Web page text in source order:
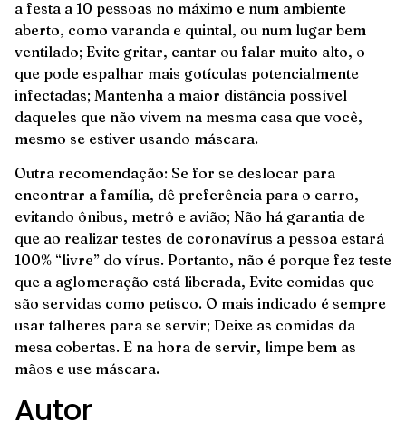
a festa a 10 pessoas no máximo e num ambiente
aberto, como varanda e quintal, ou num lugar bem
ventilado; Evite gritar, cantar ou falar muito alto, o
que pode espalhar mais gotículas potencialmente
infectadas; Mantenha a maior distância possível
daqueles que não vivem na mesma casa que você,
mesmo se estiver usando máscara.
Outra recomendação: Se for se deslocar para
encontrar a família, dê preferência para o carro,
evitando ônibus, metrô e avião; Não há garantia de
que ao realizar testes de coronavírus a pessoa estará
100% “livre” do vírus. Portanto, não é porque fez teste
que a aglomeração está liberada, Evite comidas que
são servidas como petisco. O mais indicado é sempre
usar talheres para se servir; Deixe as comidas da
mesa cobertas. E na hora de servir, limpe bem as
mãos e use máscara.
Autor